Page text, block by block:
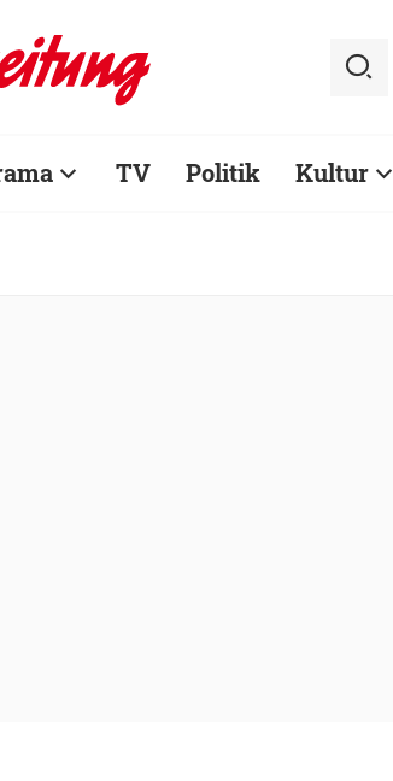
TV Politik Kultur